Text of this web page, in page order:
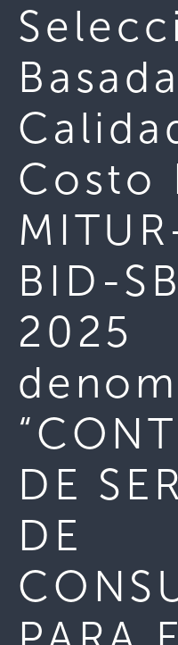
Costo
BID-
2025
DE
DE